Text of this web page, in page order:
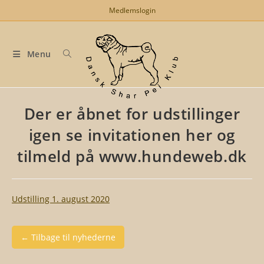
to
Medlemslogin
Menu
Der er åbnet for udstillinger
igen se invitationen her og
tilmeld på www.hundeweb.dk
Udstilling 1. august 2020
← Tilbage til nyhederne